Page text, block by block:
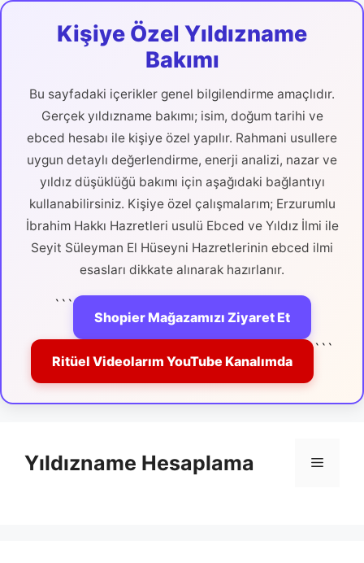
Kişiye Özel Yıldızname
Bakımı
Bu sayfadaki içerikler genel bilgilendirme amaçlıdır.
Gerçek yıldızname bakımı; isim, doğum tarihi ve
ebced hesabı ile kişiye özel yapılır. Rahmani usullere
uygun detaylı değerlendirme, enerji analizi, nazar ve
yıldız düşüklüğü bakımı için aşağıdaki bağlantıyı
kullanabilirsiniz. Kişiye özel çalışmalarım; Erzurumlu
İbrahim Hakkı Hazretleri usulü Ebced ve Yıldız İlmi ile
Seyit Süleyman El Hüseyni Hazretlerinin ebced ilmi
esasları dikkate alınarak hazırlanır.
```
Shopier Mağazamızı Ziyaret Et
Ritüel Videolarım YouTube Kanalımda
```
Yıldızname Hesaplama Menü